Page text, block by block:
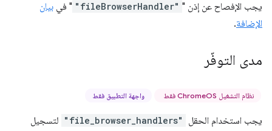
يجب الإفصاح عن إذن " "fileBrowserHandler" " في بيان
الإضافة.
مدى التوفّر
نظام التشغيل ChromeOS فقط واجهة التطبيق فقط
يجب استخدام الحقل "file_browser_handlers" لتسجيل